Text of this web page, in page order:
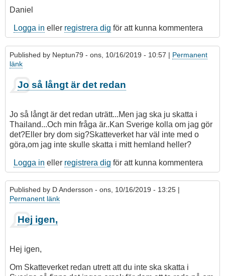
Daniel
Logga in eller registrera dig för att kunna kommentera
Published by Neptun79 - ons, 10/16/2019 - 10:57 | Permanent
länk
Jo så långt är det redan
Jo så långt är det redan uträtt...Men jag ska ju skatta i
Thailand...Och min fråga är..Kan Sverige kolla om jag gör
det?Eller bry dom sig?Skatteverket har väl inte med o
göra,om jag inte skulle skatta i mitt hemland heller?
Logga in eller registrera dig för att kunna kommentera
Published by D Andersson - ons, 10/16/2019 - 13:25 |
Permanent länk
Hej igen,
Hej igen,
Om Skatteverket redan utrett att du inte ska skatta i